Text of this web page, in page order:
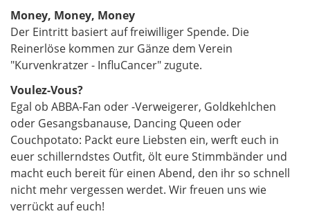
Money, Money, Money
Der Eintritt basiert auf freiwilliger Spende. Die
Reinerlöse kommen zur Gänze dem Verein
"Kurvenkratzer - InfluCancer" zugute.
Voulez-Vous?
Egal ob ABBA-Fan oder -Verweigerer, Goldkehlchen
oder Gesangsbanause, Dancing Queen oder
Couchpotato: Packt eure Liebsten ein, werft euch in
euer schillerndstes Outfit, ölt eure Stimmbänder und
macht euch bereit für einen Abend, den ihr so schnell
nicht mehr vergessen werdet. Wir freuen uns wie
verrückt auf euch!